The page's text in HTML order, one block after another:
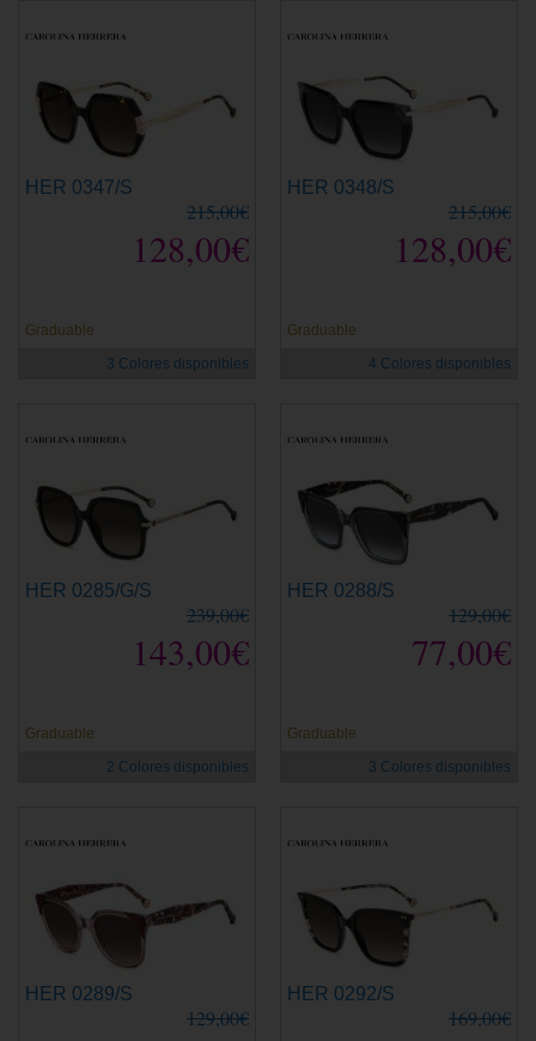
HER 0347/S
215,00€
128,00€
Graduable
3 Colores disponibles
HER 0348/S
215,00€
128,00€
Graduable
4 Colores disponibles
HER 0285/G/S
239,00€
143,00€
Graduable
2 Colores disponibles
HER 0288/S
129,00€
77,00€
Graduable
3 Colores disponibles
HER 0289/S
129,00€
HER 0292/S
169,00€